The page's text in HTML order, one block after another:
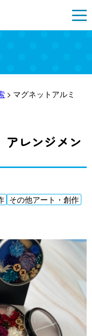
> マグネットアルミ
レンジメン
その他アート・創作